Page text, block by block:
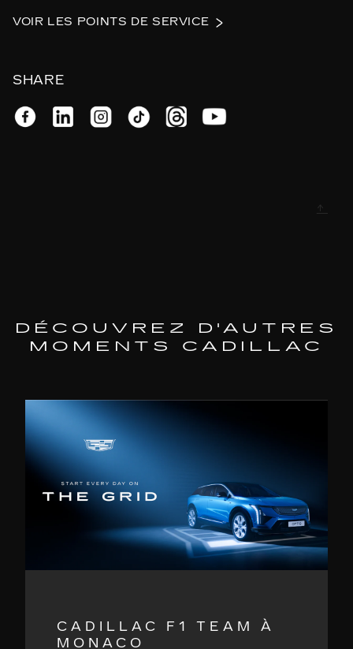
VOIR LES POINTS DE SERVICE
SHARE
↑
DÉCOUVREZ D'AUTRES
MOMENTS CADILLAC
CADILLAC F1 TEAM À
MONACO